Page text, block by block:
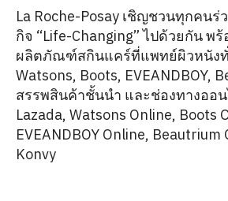
La Roche-Posay เชิญชวนทุกคน
กิจ “Life-Changing” ไปด้วยกัน พ
ผลิตภัณฑ์สกินแคร์ที่แพทย์ผิวหนัง
Watsons, Boots, EVEANDBOY,
สรรพสินค้าชั้นนำ และช่องทางออน
Lazada, Watsons Online, Boots
EVEANDBOY Online, Beautrium
Konvy